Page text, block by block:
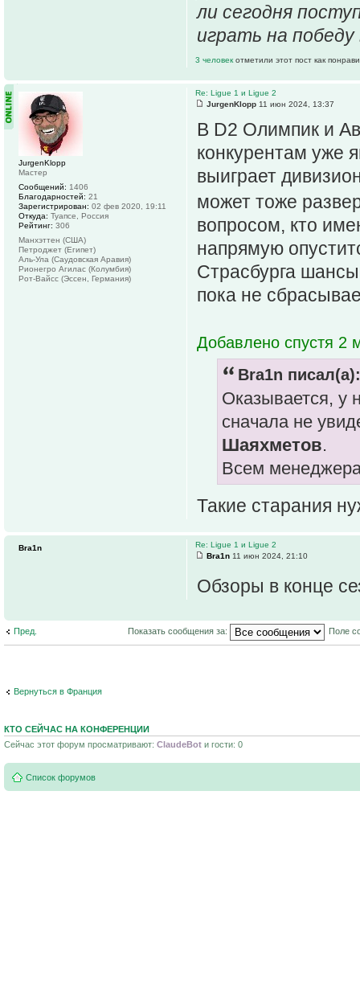
ли сегодня
играть на
3 человек отметили этот пост как
Re: Ligue 1 и Ligue 2
JurgenKlopp 11 июн 2024, 13:37
В D2 Олимпик и
конкурентам уже
выиграет
может тоже
вопросом, кто
напрямую
Страсбурга
пока не
Добавлено спустя 2
Bra1n писал(а):
Оказывается,
сначала не
Шаяхметов.
Всем
Такие старания
JurgenKlopp
Мастер
Сообщений: 1406
Благодарностей: 21
Зарегистрирован: 02 фев 2020, 19:11
Откуда: Туапсе, Россия
Рейтинг: 306
Манхэттен (США)
Петроджет (Египет)
Аль-Ула (Саудовская Аравия)
Рионегро Агилас (Колумбия)
Рот-Вайсс (Эссен, Германия)
Re: Ligue 1 и Ligue 2
Bra1n 11 июн 2024, 21:10
Обзоры в конце
Bra1n
Пред. Показать сообщения за: Поле
Вернуться в Франция
КТО СЕЙЧАС НА КОНФЕРЕНЦИИ
Сейчас этот форум просматривают: ClaudeBot и гости: 0
Список форумов